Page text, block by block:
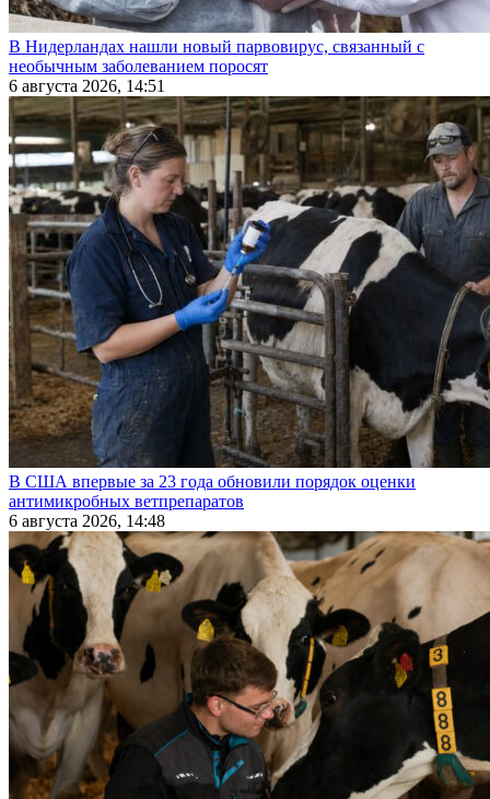
В Нидерландах нашли новый парвовирус, связанный с
необычным заболеванием поросят
6 августа 2026, 14:51
В США впервые за 23 года обновили порядок оценки
антимикробных ветпрепаратов
6 августа 2026, 14:48